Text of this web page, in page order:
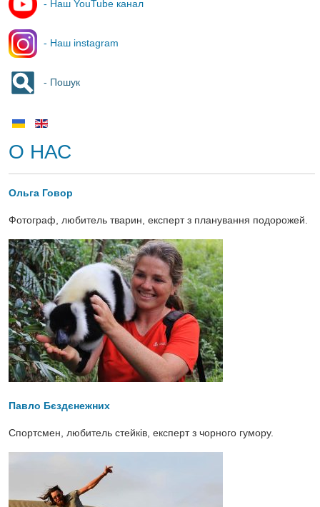
- Наш YouTube канал
- Наш instagram
- Пошук
О НАС
Ольга Говор
Фотограф, любитель тварин, експерт з планування подорожей.
Павло Бєздєнежних
Спортсмен, любитель стейків, експерт з чорного гумору.